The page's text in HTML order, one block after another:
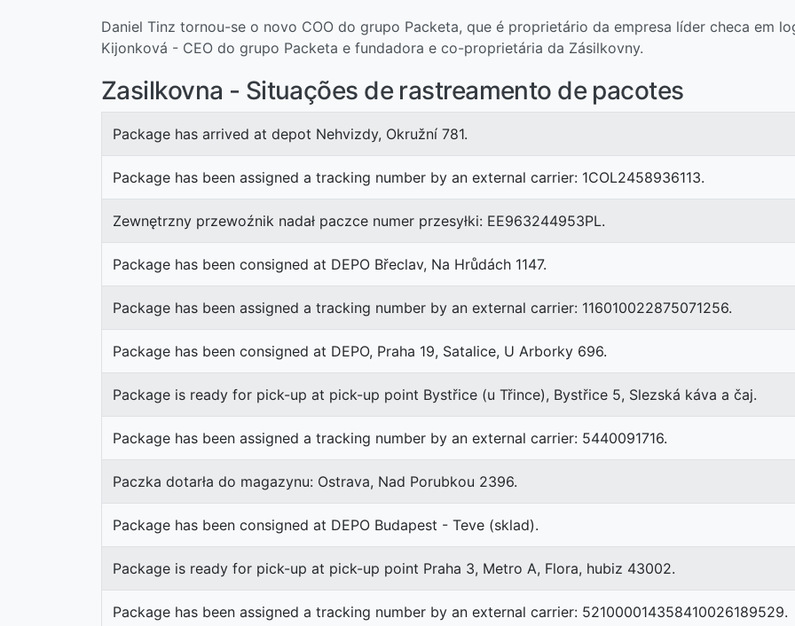
Daniel Tinz tornou-se o novo COO do grupo Packeta, que é proprietário da empresa líder checa em
Kijonková - CEO do grupo Packeta e fundadora e co-proprietária da Zásilkovny.
Zasilkovna - Situações de rastreamento de pacotes
Package has arrived at depot Nehvizdy, Okružní 781.
Package has been assigned a tracking number by an external carrier: 1COL2458936113.
Zewnętrzny przewoźnik nadał paczce numer przesyłki: EE963244953PL.
Package has been consigned at DEPO Břeclav, Na Hrůdách 1147.
Package has been assigned a tracking number by an external carrier: 116010022875071256.
Package has been consigned at DEPO, Praha 19, Satalice, U Arborky 696.
Package is ready for pick-up at pick-up point Bystřice (u Třince), Bystřice 5, Slezská káva a čaj.
Package has been assigned a tracking number by an external carrier: 5440091716.
Paczka dotarła do magazynu: Ostrava, Nad Porubkou 2396.
Package has been consigned at DEPO Budapest - Teve (sklad).
Package is ready for pick-up at pick-up point Praha 3, Metro A, Flora, hubiz 43002.
Package has been assigned a tracking number by an external carrier: 521000014358410026189529.